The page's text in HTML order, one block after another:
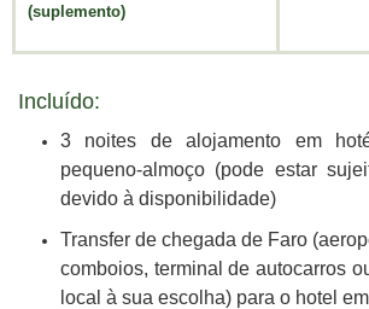
(suplemento)
Incluído:
3 noites de alojamento em
pequeno-almoço (pode estar
devido à disponibilidade)
Transfer de chegada de Faro
comboios, terminal de autocarros
local à sua escolha) para o hotel